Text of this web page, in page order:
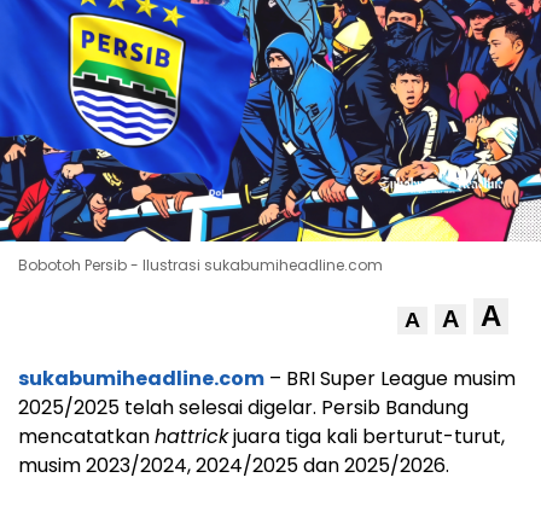
Bobotoh Persib - Ilustrasi sukabumiheadline.com
A A A
sukabumiheadline.com – BRI Super League musim
2025/2025 telah selesai digelar. Persib Bandung
mencatatkanhattrickjuara tiga kali berturut-turut,
musim 2023/2024, 2024/2025 dan 2025/2026.